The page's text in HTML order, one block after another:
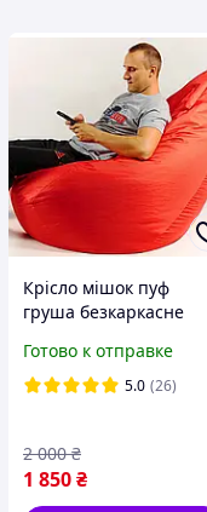
Крісло мішок пуф
груша безкаркасне
мешок груша пуфик
XХL 150х100см
Готово к отправке
5.0 (26)
1 850₴
2 000 ₴